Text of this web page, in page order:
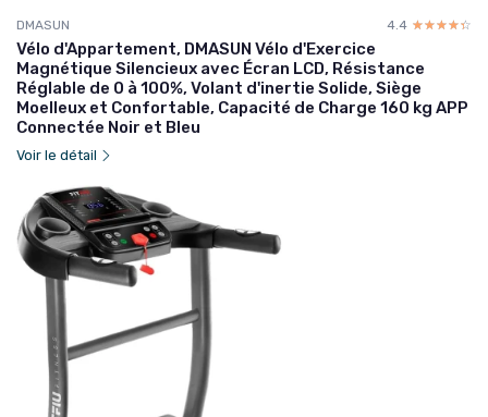
DMASUN 4.4 ☆☆☆☆☆
★★★★★
Vélo d'Appartement, DMASUN Vélo d'Exercice
Magnétique Silencieux avec Écran LCD, Résistance
Réglable de 0 à 100%, Volant d'inertie Solide, Siège
Moelleux et Confortable, Capacité de Charge 160 kg APP
Connectée Noir et Bleu
Voir le détail